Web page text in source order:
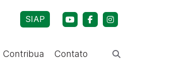
SIAP
Contribua Contato